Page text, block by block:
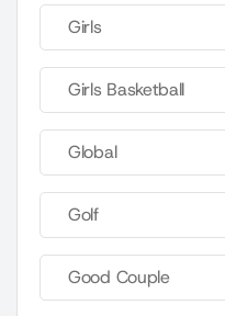
Girls
Girls Basketball
Global
Golf
Good Couple